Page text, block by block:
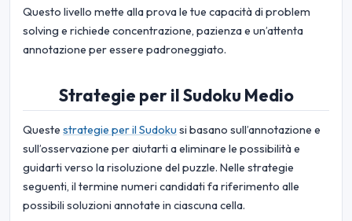
Questo livello mette alla prova le tue capacità di problem
solving e richiede concentrazione, pazienza e un’attenta
annotazione per essere padroneggiato.
Strategie per il Sudoku Medio
Queste strategie per il Sudoku si basano sull’annotazione e
sull’osservazione per aiutarti a eliminare le possibilità e
guidarti verso la risoluzione del puzzle. Nelle strategie
seguenti, il termine numeri candidati fa riferimento alle
possibili soluzioni annotate in ciascuna cella.